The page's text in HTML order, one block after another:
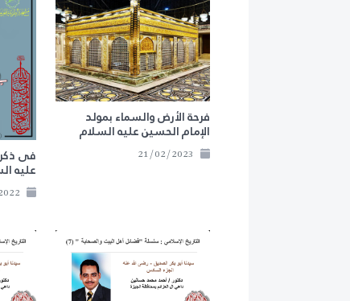
فرحة الأرض والسماء بمولد
الإمام الحسين عليه السلام
فى
عليه